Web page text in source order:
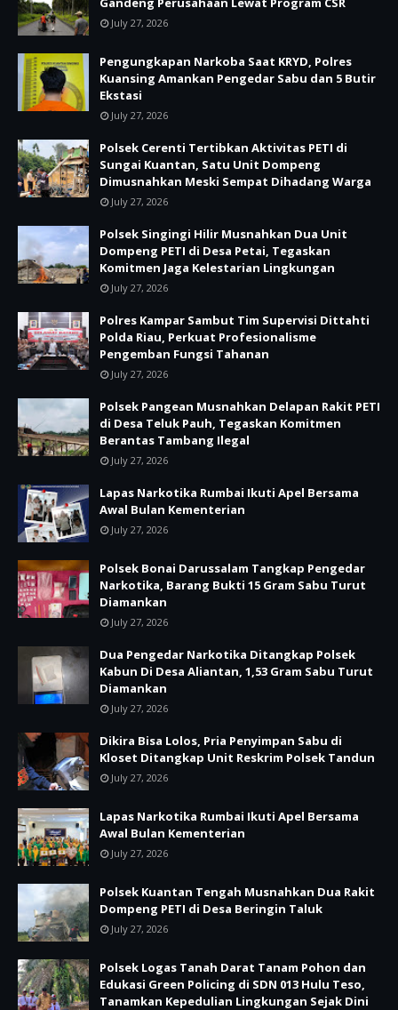
July 27, 2026
Pengungkapan Narkoba Saat KRYD, Polres
Kuansing Amankan Pengedar Sabu dan 5 Butir
Ekstasi
July 27, 2026
Polsek Cerenti Tertibkan Aktivitas PETI di
Sungai Kuantan, Satu Unit Dompeng
Dimusnahkan Meski Sempat Dihadang Warga
July 27, 2026
Polsek Singingi Hilir Musnahkan Dua Unit
Dompeng PETI di Desa Petai, Tegaskan
Komitmen Jaga Kelestarian Lingkungan
July 27, 2026
Polres Kampar Sambut Tim Supervisi Dittahti
Polda Riau, Perkuat Profesionalisme
Pengemban Fungsi Tahanan
July 27, 2026
Polsek Pangean Musnahkan Delapan Rakit PETI
di Desa Teluk Pauh, Tegaskan Komitmen
Berantas Tambang Ilegal
July 27, 2026
Lapas Narkotika Rumbai Ikuti Apel Bersama
Awal Bulan Kementerian
July 27, 2026
Polsek Bonai Darussalam Tangkap Pengedar
Narkotika, Barang Bukti 15 Gram Sabu Turut
Diamankan
July 27, 2026
Dua Pengedar Narkotika Ditangkap Polsek
Kabun Di Desa Aliantan, 1,53 Gram Sabu Turut
Diamankan
July 27, 2026
Dikira Bisa Lolos, Pria Penyimpan Sabu di
Kloset Ditangkap Unit Reskrim Polsek Tandun
July 27, 2026
Lapas Narkotika Rumbai Ikuti Apel Bersama
Awal Bulan Kementerian
July 27, 2026
Polsek Kuantan Tengah Musnahkan Dua Rakit
Dompeng PETI di Desa Beringin Taluk
July 27, 2026
Polsek Logas Tanah Darat Tanam Pohon dan
Edukasi Green Policing di SDN 013 Hulu Teso,
Tanamkan Kepedulian Lingkungan Sejak Dini